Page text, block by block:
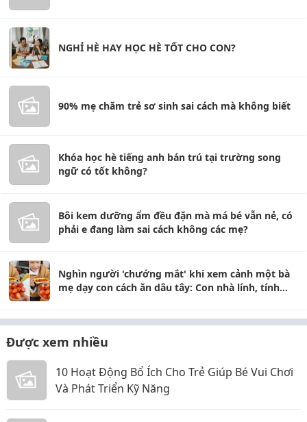
NGHỈ HÈ HAY HỌC HÈ TỐT CHO CON?
90% mẹ chăm trẻ sơ sinh sai cách mà không biết
Khóa học hè tiếng anh bán trú tại trường song
ngữ có tốt không?
Bôi kem dưỡng ẩm đều đặn mà má bé vẫn nẻ, có
phải e đang làm sai cách không các mẹ?
Nghìn người 'chướng mắt' khi xem cảnh một bà
mẹ dạy con cách ăn dâu tây: Con nhà lính, tính
Được xem nhiều
10 Hoạt Động Bổ Ích Cho Trẻ Giúp Bé Vui Chơi
Và Phát Triển Kỹ Năng